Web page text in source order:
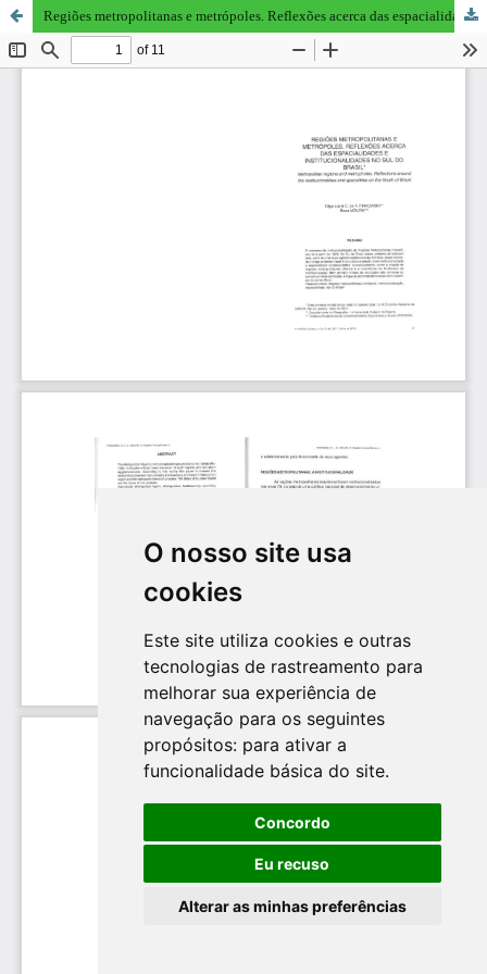
O nosso site usa
cookies
Este site utiliza cookies e outras
tecnologias de rastreamento para
melhorar sua experiência de
navegação para os seguintes
propósitos: para ativar a
funcionalidade básica do site.
Concordo
Eu recuso
Alterar as minhas preferências
Regiões metropolitanas e metrópoles. Reflexões acerca das espacialidades e institucionalidades no Sul do Brasil